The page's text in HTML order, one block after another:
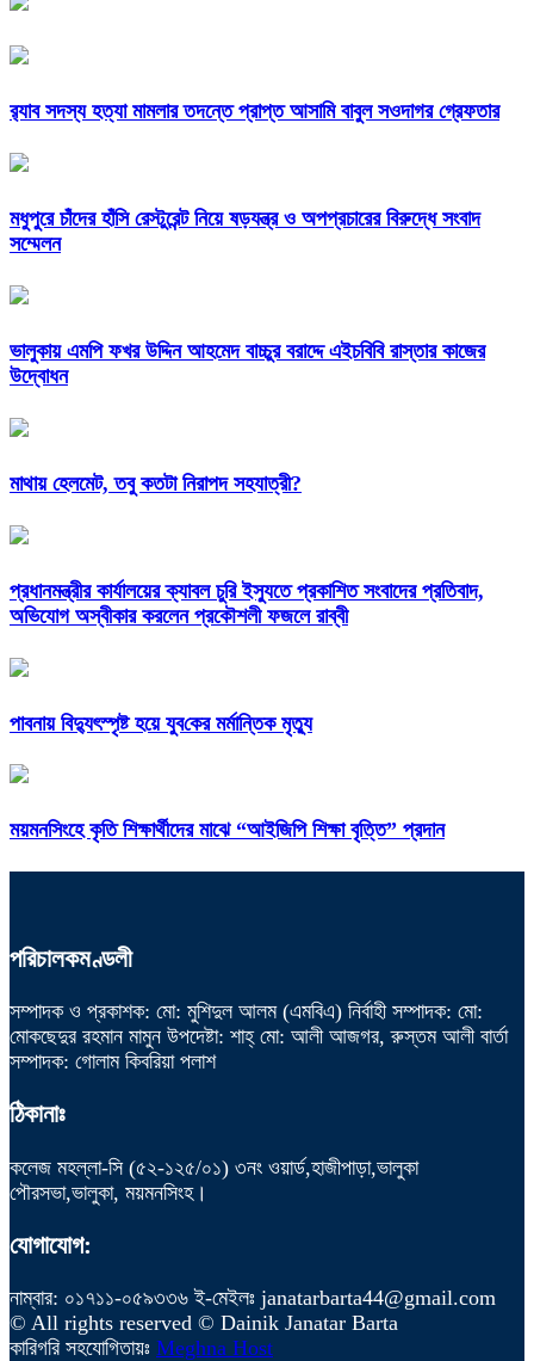
র‌্যাব সদস্য হত্যা মামলার তদন্তে প্রাপ্ত আসামি বাবুল সওদাগর গ্রেফতার
মধুপুরে চাঁদের হাঁসি রেস্টুরেন্ট নিয়ে ষড়যন্ত্র ও অপপ্রচারের বিরুদ্ধে সংবাদ
সম্মেলন
ভালুকায় এমপি ফখর উদ্দিন আহমেদ বাচ্চুর বরাদ্দে এইচবিবি রাস্তার কাজের
উদ্বোধন
মাথায় হেলমেট, তবু কতটা নিরাপদ সহযাত্রী?
প্রধানমন্ত্রীর কার্যালয়ের ক্যাবল চুরি ইস্যুতে প্রকাশিত সংবাদের প্রতিবাদ,
অভিযোগ অস্বীকার করলেন প্রকৌশলী ফজলে রাব্বী
পাবনায় বিদ্যুৎস্পৃষ্ট হয়ে যুব‌কের মর্মান্তিক মৃত্যু
ময়মনসিংহে কৃতি শিক্ষার্থীদের মাঝে “আইজিপি শিক্ষা বৃত্তি” প্রদান
পরিচালকমণ্ডলী
সম্পাদক ও প্রকাশক: মো: মুশিদুল আলম (এমবিএ) নির্বাহী সম্পাদক: মো:
মোকছেদুর রহমান মামুন উপদেষ্টা: শাহ্ মো: আলী আজগর, রুস্তম আলী বার্তা
সম্পাদক: গোলাম কিবরিয়া পলাশ
ঠিকানাঃ
কলেজ মহল্লা-সি (৫২-১২৫/০১) ৩নং ওয়ার্ড,হাজীপাড়া,ভালুকা
পৌরসভা,ভালুকা, ময়মনসিংহ।
যোগাযোগ:
নাম্বার: ০১৭১১-০৫৯৩৩৬ ই-মেইলঃ janatarbarta44@gmail.com
© All rights reserved © Dainik Janatar Barta
কারিগরি সহযোগিতায়ঃ Meghna Host